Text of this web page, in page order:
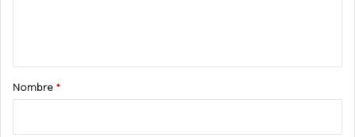
rNombre *